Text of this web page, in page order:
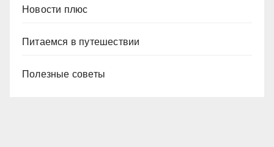
Новости плюс
Питаемся в путешествии
Полезные советы